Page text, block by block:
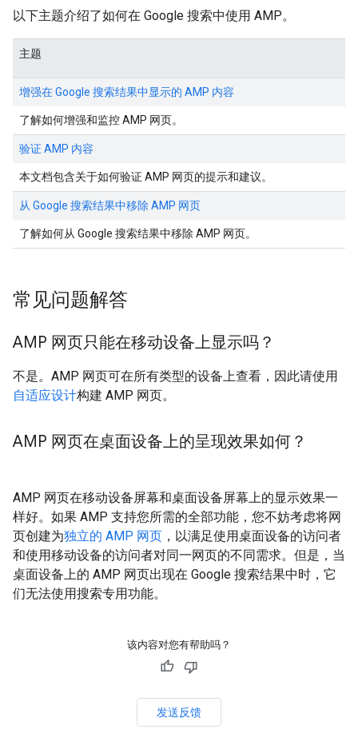
以下主题介绍了如何在 Google 搜索中使用 AMP。
主题
增强在 Google 搜索结果中显示的 AMP 内容
了解如何增强和监控 AMP 网页。
验证 AMP 内容
本文档包含关于如何验证 AMP 网页的提示和建议。
从 Google 搜索结果中移除 AMP 网页
了解如何从 Google 搜索结果中移除 AMP 网页。
常见问题解答
AMP 网页只能在移动设备上显示吗？
不是。AMP 网页可在所有类型的设备上查看，因此请使用
自适应设计构建 AMP 网页。
AMP 网页在桌面设备上的呈现效果如何？
AMP 网页在移动设备屏幕和桌面设备屏幕上的显示效果一
样好。如果 AMP 支持您所需的全部功能，您不妨考虑将网
页创建为独立的 AMP 网页 ，以满足使用桌面设备的访问者
和使用移动设备的访问者对同一网页的不同需求。但是，当
桌面设备上的 AMP 网页出现在 Google 搜索结果中时，它
们无法使用搜索专用功能。
该内容对您有帮助吗？
发送反馈